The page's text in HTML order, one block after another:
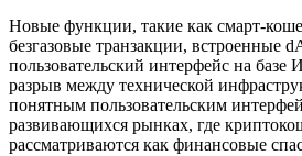
Новые функции, такие как смарт-
безгазовые транзакции, встроенные
пользовательский интерфейс на
разрыв между технической
понятным пользовательским
развивающихся рынках, где
рассматриваются как финансовые